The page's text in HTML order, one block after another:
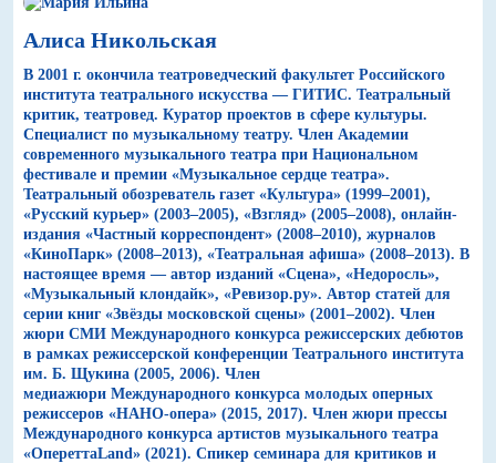
Алиса Никольская
В 2001 г. окончила театроведческий факультет Российского
института театрального искусства — ГИТИС. Театральный
критик, театровед. Куратор проектов в сфере культуры.
Специалист по музыкальному театру. Член Академии
современного музыкального театра при Национальном
фестивале и премии «Музыкальное сердце театра».
Театральный обозреватель газет «Культура» (1999–2001),
«Русский курьер» (2003–2005), «Взгляд» (2005–2008), онлайн-
издания «Частный корреспондент» (2008–2010), журналов
«КиноПарк» (2008–2013), «Театральная афиша» (2008–2013). В
настоящее время — автор изданий «Сцена», «Недоросль»,
«Музыкальный клондайк», «Ревизор.ру». Автор статей для
серии книг «Звёзды московской сцены» (2001–2002). Член
жюри СМИ Международного конкурса режиссерских дебютов
в рамках режиссерской конференции Театрального института
им. Б. Щукина (2005, 2006). Член
медиажюри Международного конкурса молодых оперных
режиссеров «НАНО-опера» (2015, 2017). Член жюри прессы
Международного конкурса артистов музыкального театра
«ОпереттаLand» (2021). Спикер семинара для критиков и